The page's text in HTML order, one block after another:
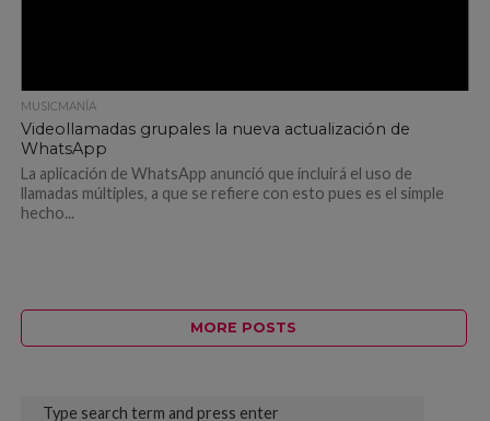
MUSICMANÍA
Videollamadas grupales la nueva actualización de
WhatsApp
La aplicación de WhatsApp anunció que incluirá el uso de
llamadas múltiples, a que se refiere con esto pues es el simple
hecho...
MORE POSTS